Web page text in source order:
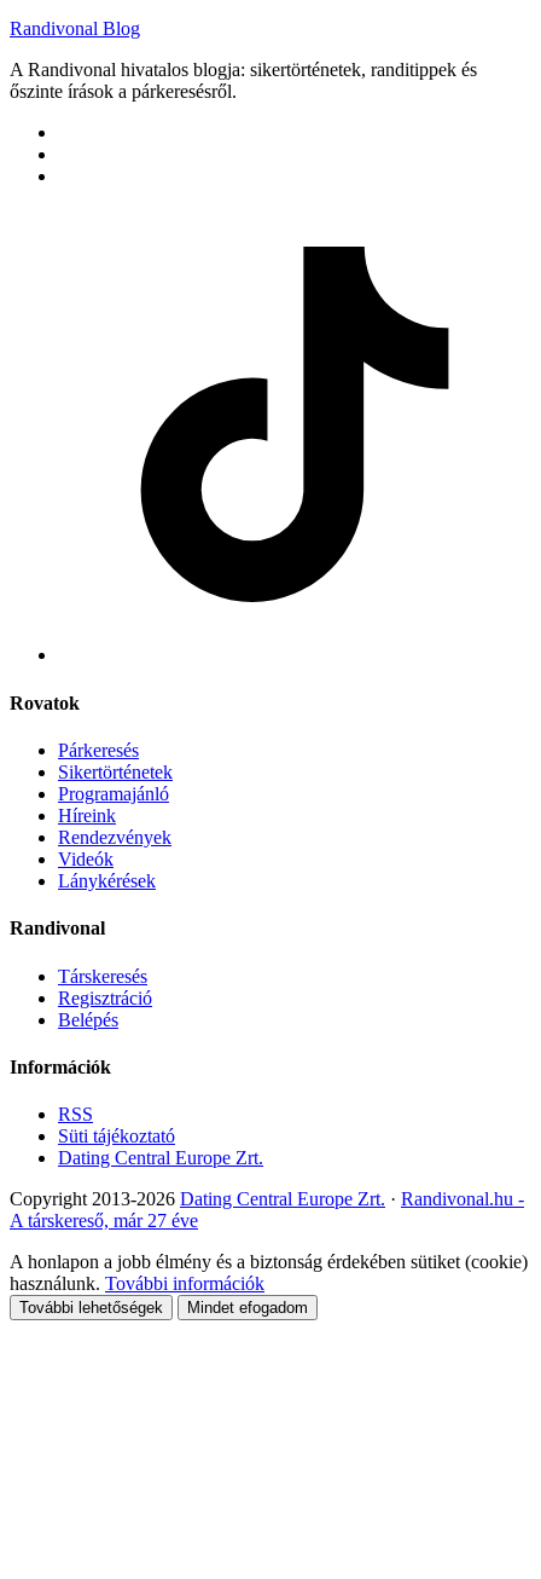
Randivonal Blog
A Randivonal hivatalos blogja: sikertörténetek, randitippek és
őszinte írások a párkeresésről.
Rovatok
Párkeresés
Sikertörténetek
Programajánló
Híreink
Rendezvények
Videók
Lánykérések
Randivonal
Társkeresés
Regisztráció
Belépés
Információk
RSS
Süti tájékoztató
Dating Central Europe Zrt.
Copyright 2013-2026 Dating Central Europe Zrt. · Randivonal.hu -
A társkereső, már 27 éve
A honlapon a jobb élmény és a biztonság érdekében sütiket (cookie)
használunk. További információk
További lehetőségek Mindet efogadom